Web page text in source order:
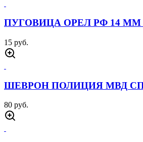
ПУГОВИЦА ОРЕЛ РФ 14 ММ
15 руб.
ШЕВРОН ПОЛИЦИЯ МВД
80 руб.